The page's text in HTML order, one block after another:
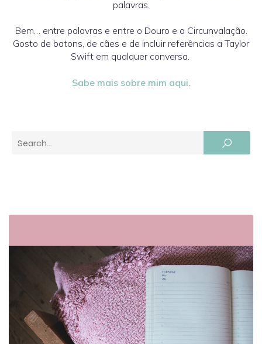
palavras.
Bem… entre palavras e entre o Douro e a Circunvalação.
Gosto de batons, de cães e de incluir referências a Taylor
Swift em qualquer conversa.
Sabe mais sobre mim aqui.